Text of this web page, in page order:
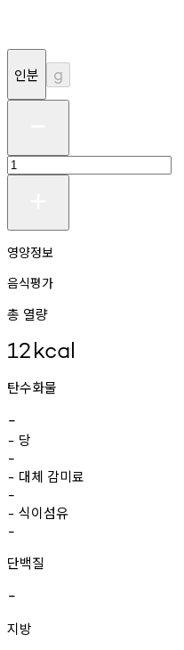
인분 g
영양정보
음식평가
총 열량
12kcal
탄수화물
-
- 당
-
- 대체 감미료
-
- 식이섬유
-
단백질
-
지방